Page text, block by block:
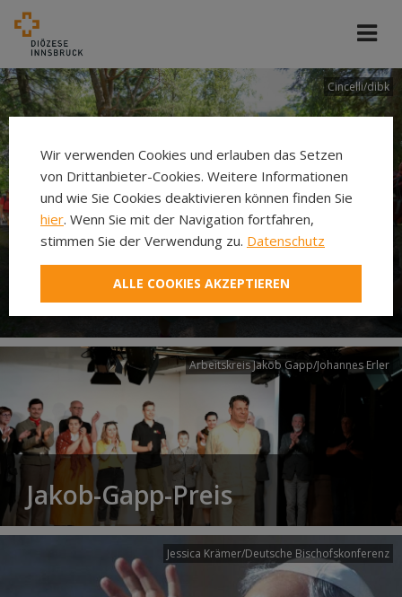
Cincelli/dibk
Neuer Pilgerweg Via
Laudato si’
Arbeitskreis Jakob Gapp/Johannes Erler
Jakob-Gapp-Preis
Jessica Krämer/Deutsche Bischofskonferenz
Wir verwenden Cookies und erlauben das Setzen
von Drittanbieter-Cookies. Weitere Informationen
und wie Sie Cookies deaktivieren können finden Sie
hier. Wenn Sie mit der Navigation fortfahren,
stimmen Sie der Verwendung zu. Datenschutz
ALLE COOKIES AKZEPTIEREN